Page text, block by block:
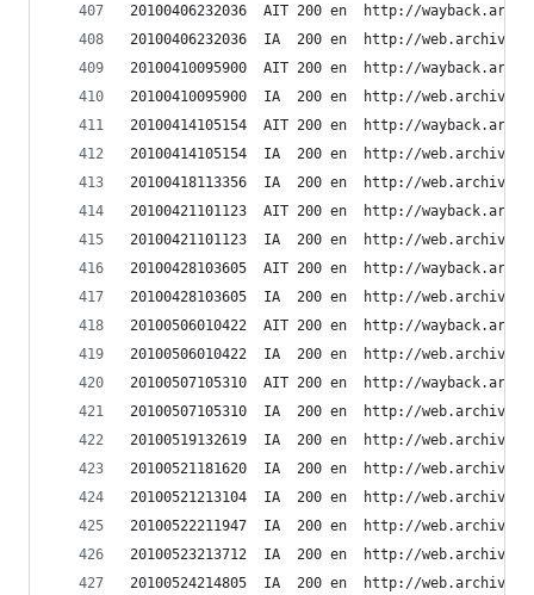
20100406232036	AIT	200
20100406232036	IA	200
20100410095900	AIT	200
20100410095900	IA	200
20100414105154	AIT	200
20100414105154	IA	200
20100418113356	IA	200
20100421101123	AIT	200
20100421101123	IA	200
20100428103605	AIT	200
20100428103605	IA	200
20100506010422	AIT	200
20100506010422	IA	200
20100507105310	AIT	200
20100507105310	IA	200
20100519132619	IA	200
20100521181620	IA	200
20100521213104	IA	200
20100522211947	IA	200
20100523213712	IA	200
20100524214805	IA	200